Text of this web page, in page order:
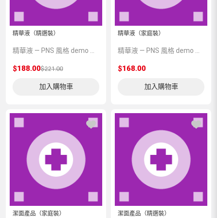
精華液（精選裝）
$188.00$221.00
加入購物車
精華液（家庭裝）
$168.00
加入購物車
潔面產品（家庭裝） 潔面產品（精選裝）